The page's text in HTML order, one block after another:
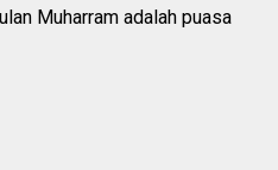
Muharram adalah puasa